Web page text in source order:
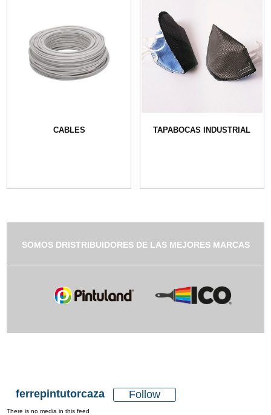
CABLES TAPABOCAS INDUSTRIAL
SOMOS DRISTRIBUIDORES DE LAS MEJORES MARCAS
ferrepintutorcaza Follow
There is no media in this feed